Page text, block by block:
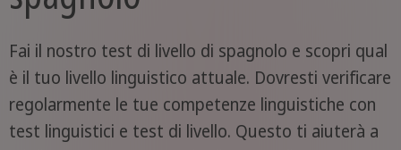
Fai il nostro test di livello di spagnolo e scopri qual
è il tuo livello linguistico attuale. Dovresti verificare
regolarmente le tue competenze linguistiche con
test linguistici e test di livello. Questo ti aiuterà a